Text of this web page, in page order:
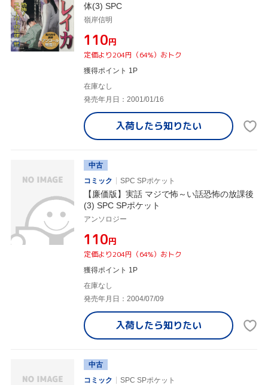
体(3) SPC
嶺岸信明
¥110円
定価より204円（64%）おトク
獲得ポイント 1P
在庫なし
発売年月日：2001/01/16
入荷したら知りたい
中古
コミック
SPC SPポケット
【廉価版】実話 マジで怖～い話恐怖の放課後
(3) SPC SPポケット
アンソロジー
¥110円
定価より204円（64%）おトク
獲得ポイント 1P
在庫なし
発売年月日：2004/07/09
入荷したら知りたい
中古
コミック
SPC SPポケット